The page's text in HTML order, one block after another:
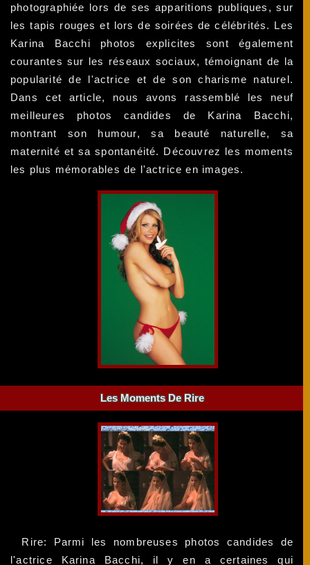
photographiée lors de ses apparitions publiques, sur
les tapis rouges et lors de soirées de célébrités. Les
Karina Bacchi photos explicites sont également
courantes sur les réseaux sociaux, témoignant de la
popularité de l'actrice et de son charisme naturel.
Dans cet article, nous avons rassemblé les neuf
meilleures photos candides de Karina Bacchi,
montrant son humour, sa beauté naturelle, sa
maternité et sa spontanéité. Découvrez les moments
les plus mémorables de l'actrice en images.
Les Moments De Rire
Rire: Parmi les nombreuses photos candides de
l'actrice Karina Bacchi, il y en a certaines qui